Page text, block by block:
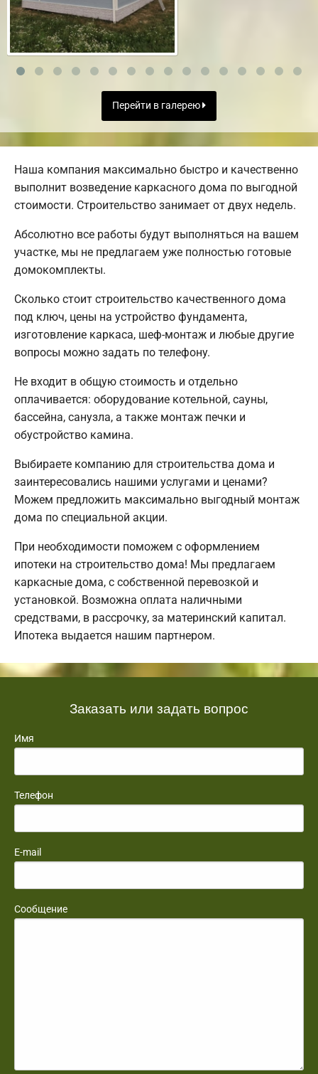
Перейти в галерею
Наша компания максимально быстро и качественно
выполнит возведение каркасного дома по выгодной
стоимости. Строительство занимает от двух недель.
Абсолютно все работы будут выполняться на вашем
участке, мы не предлагаем уже полностью готовые
домокомплекты.
Сколько стоит строительство качественного дома
под ключ, цены на устройство фундамента,
изготовление каркаса, шеф-монтаж и любые другие
вопросы можно задать по телефону.
Не входит в общую стоимость и отдельно
оплачивается: оборудование котельной, сауны,
бассейна, санузла, а также монтаж печки и
обустройство камина.
Выбираете компанию для строительства дома и
заинтересовались нашими услугами и ценами?
Можем предложить максимально выгодный монтаж
дома по специальной акции.
При необходимости поможем с оформлением
ипотеки на строительство дома! Мы предлагаем
каркасные дома, с собственной перевозкой и
установкой. Возможна оплата наличными
средствами, в рассрочку, за материнский капитал.
Ипотека выдается нашим партнером.
Заказать или задать вопрос
Имя
Телефон
E-mail
Сообщение